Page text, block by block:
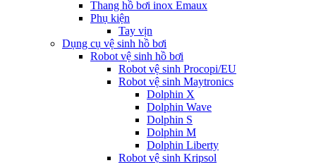
Thang hồ bơi inox Emaux
Phụ kiện
Tay vịn
Dụng cụ vệ sinh hồ bơi
Robot vệ sinh hồ bơi
Robot vệ sinh Procopi/EU
Robot vệ sinh Maytronics
Dolphin X
Dolphin Wave
Dolphin S
Dolphin M
Dolphin Liberty
Robot vệ sinh Kripsol